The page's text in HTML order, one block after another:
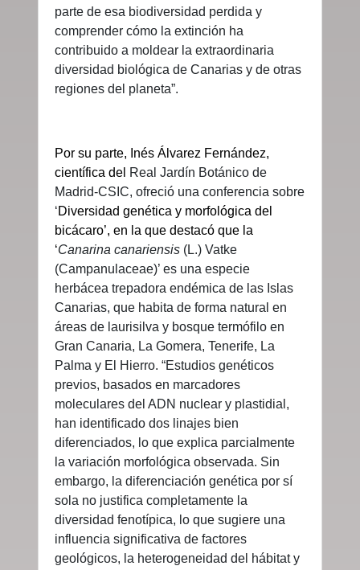
parte de esa biodiversidad perdida y
comprender cómo la extinción ha
contribuido a moldear la extraordinaria
diversidad biológica de Canarias y de otras
regiones del planeta”.
Por su parte, Inés Álvarez Fernández,
científica del Real Jardín Botánico de
Madrid-CSIC, ofreció una conferencia sobre
‘Diversidad genética y morfológica del
bicácaro’, en la que destacó que la
‘Canarina canariensis (L.) Vatke
(Campanulaceae)’ es una especie
herbácea trepadora endémica de las Islas
Canarias, que habita de forma natural en
áreas de laurisilva y bosque termófilo en
Gran Canaria, La Gomera, Tenerife, La
Palma y El Hierro. “Estudios genéticos
previos, basados en marcadores
moleculares del ADN nuclear y plastidial,
han identificado dos linajes bien
diferenciados, lo que explica parcialmente
la variación morfológica observada. Sin
embargo, la diferenciación genética por sí
sola no justifica completamente la
diversidad fenotípica, lo que sugiere una
influencia significativa de factores
geológicos, la heterogeneidad del hábitat y